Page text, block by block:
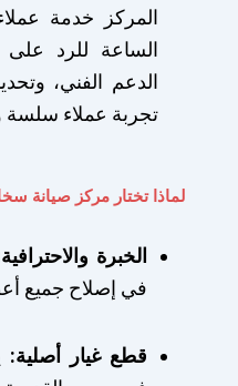
المركز خدمة
الساعة للرد على
الدعم الفني،
تجربة عملاء سلسة
لماذا تختار مركز صيانة
الخبرة
في إصلاح جميع
قطع غيار أصلية: